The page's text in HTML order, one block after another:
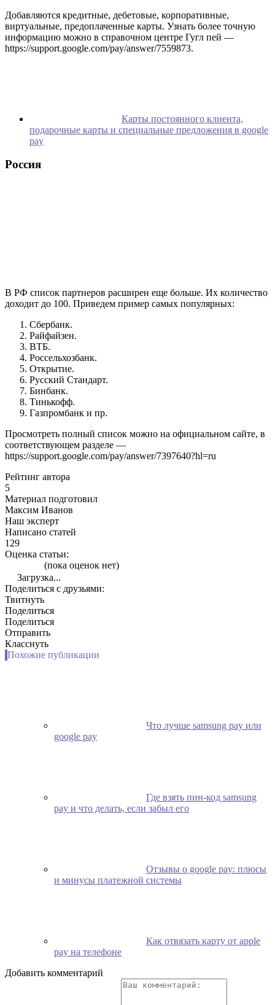
Добавляются кредитные, дебетовые, корпоративные,
виртуальные, предоплаченные карты. Узнать более точную
информацию можно в справочном центре Гугл пей —
https://support.google.com/pay/answer/7559873.
Карты постоянного клиента,
подарочные карты и специальные предложения в google
pay
Россия
В РФ список партнеров расширен еще больше. Их количество
доходит до 100. Приведем пример самых популярных:
Сбербанк.
Райфайзен.
ВТБ.
Россельхозбанк.
Открытие.
Русский Стандарт.
Бинбанк.
Тинькофф.
Газпромбанк и пр.
Просмотреть полный список можно на официальном сайте, в
соответствующем разделе —
https://support.google.com/pay/answer/7397640?hl=ru
Рейтинг автора
5
Материал подготовил
Максим Иванов
Наш эксперт
Написано статей
129
Оценка статьи:
(пока оценок нет)
Загрузка...
Поделиться с друзьями:
Твитнуть
Поделиться
Поделиться
Отправить
Класснуть
Похожие публикации
Что лучше samsung pay или
google pay
Где взять пин-код samsung
pay и что делать, если забыл его
Отзывы о google pay: плюсы
и минусы платежной системы
Как отвязать карту от apple
pay на телефоне
Добавить комментарий